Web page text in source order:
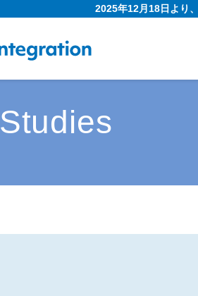
2025年12月18日より